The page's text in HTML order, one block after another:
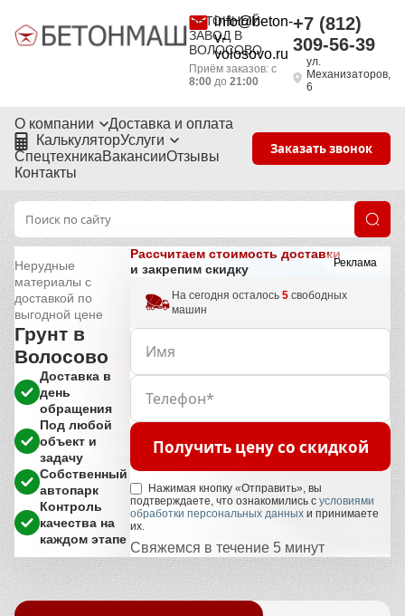
БЕТОННЫЙ
ЗАВОД В
ВОЛОСОВО
info@beton-
v-
volosovo.ru
Приём заказов: с
8:00 до 21:00
+7 (812)
309-56-39
ул.
Механизаторов,
6
О компании
Доставка и оплата
КалькуляторУслуги
СпецтехникаВакансииОтзывы
Контакты
Заказать звонок
Реклама
Нерудные
материалы с
доставкой по
выгодной цене
Грунт в
Волосово
Доставка в
день
обращения
Под любой
объект и
задачу
Собственный
автопарк
Контроль
качества на
каждом этапе
Рассчитаем стоимость доставки
и закрепим скидку
На сегодня осталось5 свободных
машин
Получить цену со скидкой
Нажимая кнопку «Отправить», вы
подтверждаете, что ознакомились сусловиями
обработки персональных данных и принимаете
их.
Свяжемся в течение 5 минут